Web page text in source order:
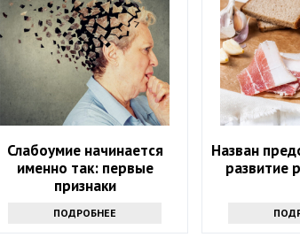
Слабоумие начинается
именно так: первые
признаки
ПОДРОБНЕЕ
Назван
развитие